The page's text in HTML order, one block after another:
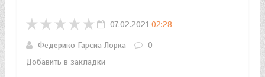
07.02.2021 02:28
Федерико Гарсиа Лорка
0
Добавить в закладки